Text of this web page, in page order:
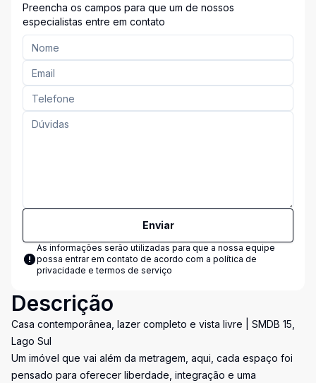
Preencha os campos para que um de nossos
especialistas entre em contato
Enviar
As informações serão utilizadas para que a nossa equipe
possa entrar em contato de acordo com a política de
privacidade e termos de serviço
Descrição
Casa contemporânea, lazer completo e vista livre | SMDB 15,
Lago Sul
Um imóvel que vai além da metragem, aqui, cada espaço foi
pensado para oferecer liberdade, integração e uma